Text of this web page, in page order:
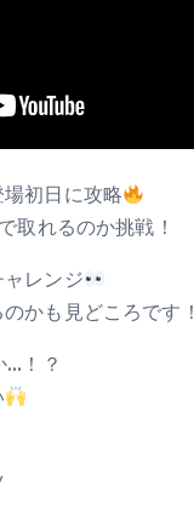
初日に攻略
取れるのか挑戦！
レンジ
かも見どころです！
…！？